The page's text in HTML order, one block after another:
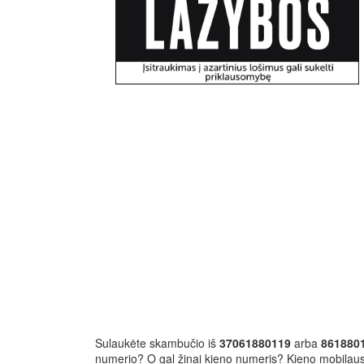
Sulaukėte skambučio iš 37061880119 arba
numerio? O gal žinai kieno numeris? Kieno